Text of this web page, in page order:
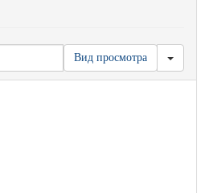
Вид просмотра